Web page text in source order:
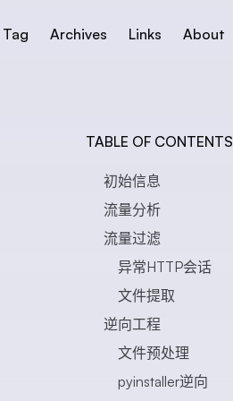
Tag Archives Links About
TABLE OF CONTENTS
初始信息
流量分析
流量过滤
异常HTTP会话
文件提取
逆向工程
文件预处理
pyinstaller逆向